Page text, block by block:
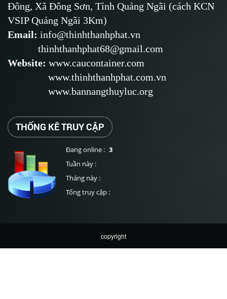
Đông, Xã Đông Sơn, Tỉnh Quảng Ngãi (cách KCN
VSIP Quảng Ngãi 3Km)
Email: info@thinhthanhphat.vn
thinhthanhphat68@gmail.com
Website: www.caucontainer.com
www.thinhthanhphat.com.vn
www.bannangthuyluc.org
THỐNG KÊ TRUY CẬP
Đang online : 3
Tuần này :
Tháng này :
Tổng truy cập :
copyright